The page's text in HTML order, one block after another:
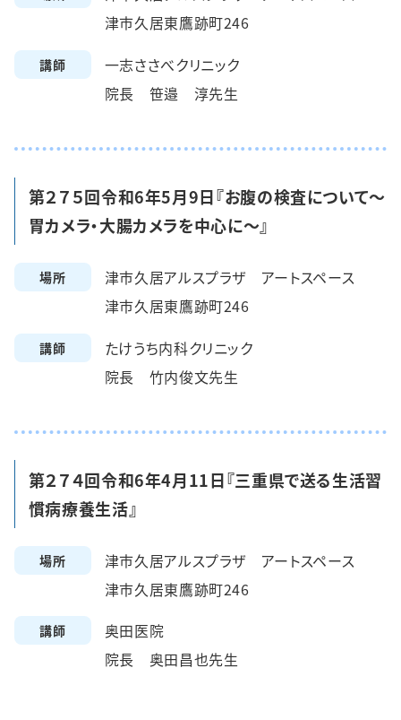
津市久居東鷹跡町246
講師
一志ささべクリニック
院長 笹邉 淳先生
第２７５回令和6年5月9日『お腹の検査について～
胃カメラ・大腸カメラを中心に～』
場所
津市久居アルスプラザ アートスペース
津市久居東鷹跡町246
講師
たけうち内科クリニック
院長 竹内俊文先生
第２７４回令和6年4月11日『三重県で送る生活習
慣病療養生活』
場所
津市久居アルスプラザ アートスペース
津市久居東鷹跡町246
講師
奥田医院
院長 奥田昌也先生